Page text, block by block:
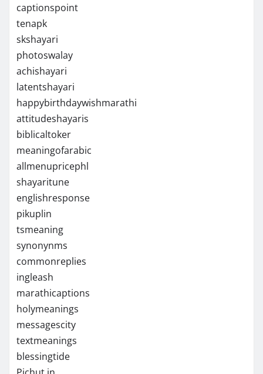
captionspoint
tenapk
skshayari
photoswalay
achishayari
latentshayari
happybirthdaywishmarathi
attitudeshayaris
biblicaltoker
meaningofarabic
allmenupricephl
shayaritune
englishresponse
pikuplin
tsmeaning
synonynms
commonreplies
ingleash
marathicaptions
holymeanings
messagescity
textmeanings
blessingtide